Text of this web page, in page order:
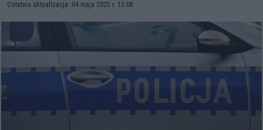
Ostatnia aktualizacja: 04 maja 2025 r. 13:08